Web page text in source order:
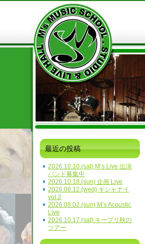
最近の投稿
2026.10.10.(sat) M’s Live 出演
バンド募集中
2026.10.18.(sun) 企画 Live
2026.08.12.(wed) ギシャナイ
vol.2
2026.08.02.(sun) M’s Acoustic
Live
2026.10.17.(sat) キープリ秋の
ツアー